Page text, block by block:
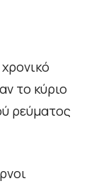
το κύριο
ρεύματος